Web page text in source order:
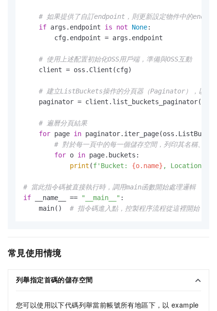
# 如果提供了自訂endpoint，則更新設定物件中的
if args.endpoint is not None:
        cfg.endpoint = args.endpoint
# 使用上述配置初始化OSS用戶端，準備與OSS互動
    client = oss.Client(cfg)
# 建立ListBuckets操作的分頁器（Paginator），以便
    paginator = client.list_buckets_paginator()
# 遍曆分頁結果
for page in
# 對於每一頁中的每一個儲存空間，列印其名稱、位
for o in page.buckets:
print (f'Bucket: {o.name} , Location:
# 當此指令碼被直接執行時，調用main函數開始處理邏輯
if __name__ == "__main__" :
    main()
# 指令碼進入點，控製程序流程從這裡開始
常見使用情境
列舉指定首碼的儲存空間
您可以使用以下代碼列舉當前帳號所有地區下，以 example